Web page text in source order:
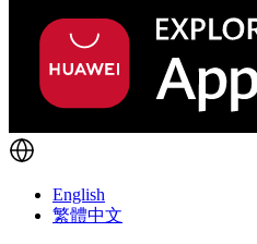
English
繁體中文